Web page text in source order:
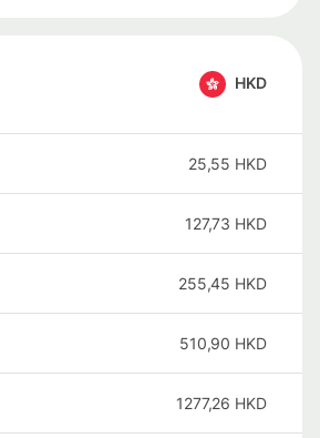
HKD
25,55 HKD
127,73 HKD
255,45 HKD
510,90 HKD
1277,26 HKD